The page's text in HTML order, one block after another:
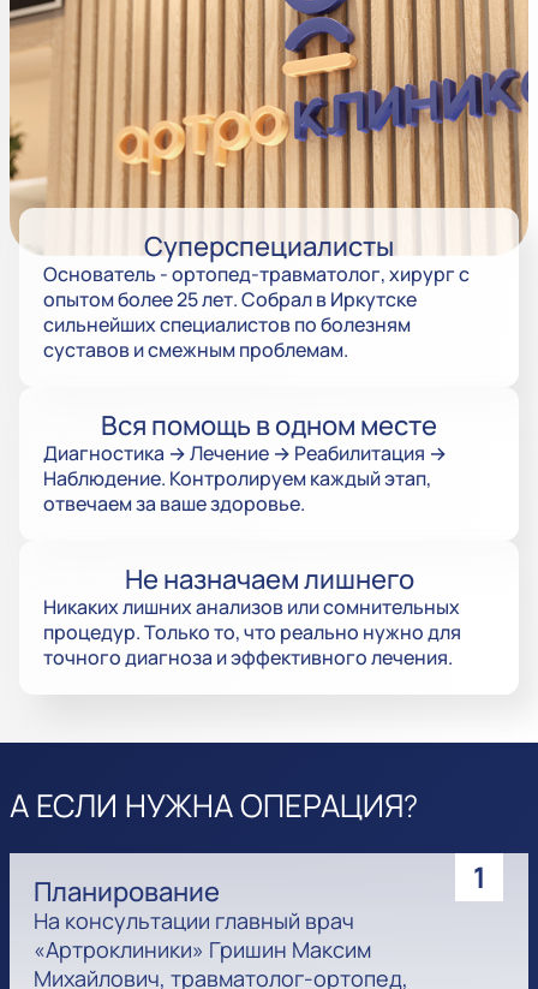
Суперспециалисты
Основатель - ортопед-травматолог, хирург с
опытом более 25 лет. Собрал в Иркутске
сильнейших специалистов по болезням
суставов и смежным проблемам.
Вся помощь в одном месте
Диагностика → Лечение → Реабилитация →
Наблюдение. Контролируем каждый этап,
отвечаем за ваше здоровье.
Не назначаем лишнего
Никаких лишних анализов или сомнительных
процедур. Только то, что реально нужно для
точного диагноза и эффективного лечения.
А ЕСЛИ НУЖНА ОПЕРАЦИЯ?
1
Планирование
На консультации главный врач
«Артроклиники» Гришин Максим
Михайлович, травматолог-ортопед,